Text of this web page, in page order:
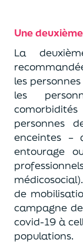
Une
La
les
les
personnes
enceintes –
entourage
de
campagne
covid-19 à
populations.